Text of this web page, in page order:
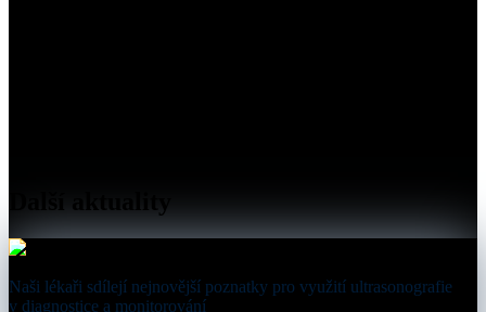
Naši lékaři sdílejí nejnovější poznatky pro využití ultrasonografie
v diagnostice a monitorování